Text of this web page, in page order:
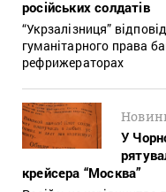
російських солдатів
“Укрзалізниця”
гуманітарного права
рефрижераторах
У
крейсера “Москва”